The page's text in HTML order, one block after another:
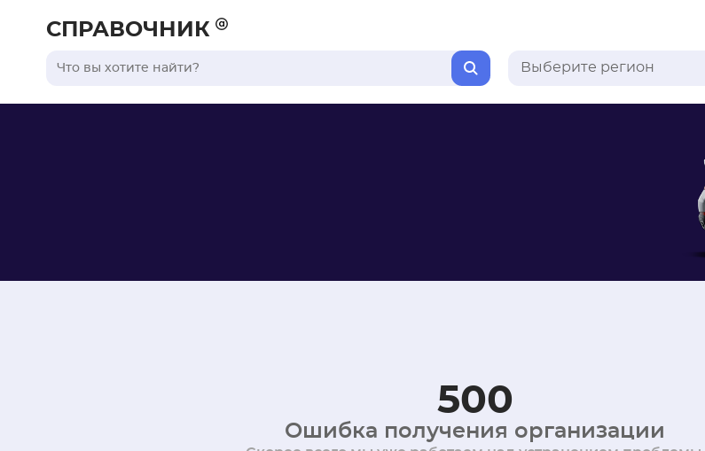
СПРАВОЧНИК
Выберите регион
500
Ошибка получения организации